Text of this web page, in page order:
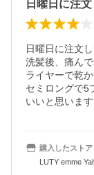
日曜日に注文
洗髪後、痛ん
ライヤーで乾
セミロングで5
いいと思います
購入したストア
LUTY emme